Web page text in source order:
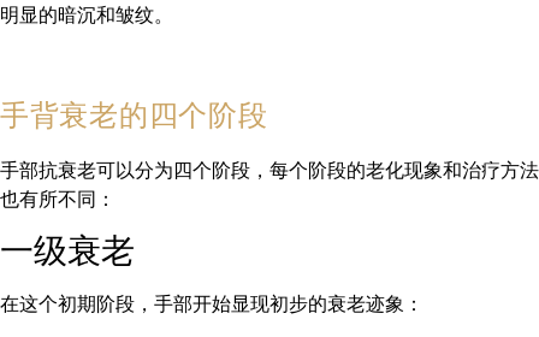
明显的暗沉和皱纹。
手背衰老的四个阶段
手部抗衰老可以分为四个阶段，每个阶段的老化现象和治疗方法
也有所不同：
一级衰老
在这个初期阶段，手部开始显现初步的衰老迹象：